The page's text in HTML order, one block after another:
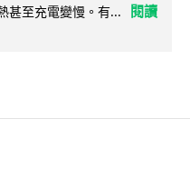
甚至充電變慢。有...
閱讀